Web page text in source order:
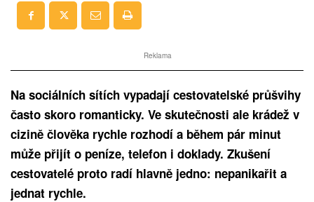
Reklama
Na sociálních sítích vypadají cestovatelské průšvihy
často skoro romanticky. Ve skutečnosti ale krádež v
cizině člověka rychle rozhodí a během pár minut
může přijít o peníze, telefon i doklady. Zkušení
cestovatelé proto radí hlavně jedno: nepanikařit a
jednat rychle.